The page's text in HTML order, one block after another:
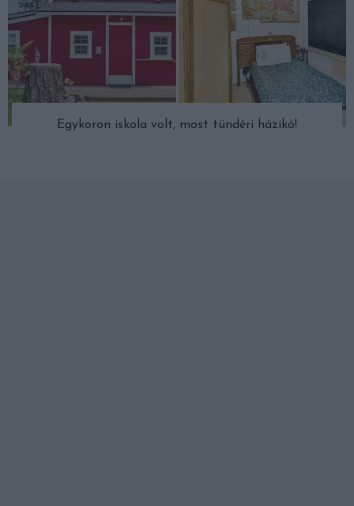
Egykoron iskola volt, most tündéri házikó!